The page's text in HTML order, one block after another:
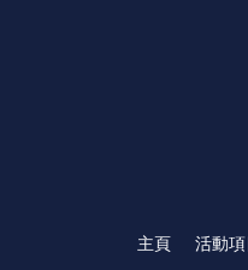
主頁 活動項